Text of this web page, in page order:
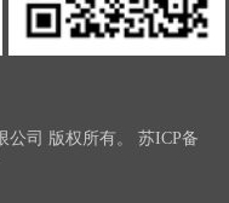
公司 版权所有。 苏ICP备